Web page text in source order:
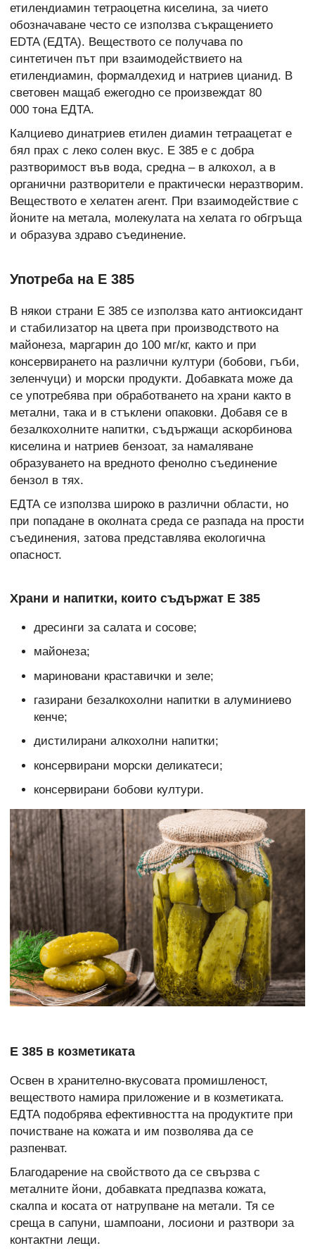
етилендиамин тетраоцетна киселина, за чието
обозначаване често се използва съкращението
EDTA (ЕДТА). Веществото се получава по
синтетичен път при взаимодействието на
етилендиамин, формалдехид и натриев цианид. В
световен мащаб ежегодно се произвеждат 80
000 тона ЕДТА.
Калциево динатриев етилен диамин тетраацетат е
бял прах с леко солен вкус. Е 385 е с добра
разтворимост във вода, средна – в алкохол, а в
органични разтворители е практически неразтворим.
Веществото е хелатен агент. При взаимодействие с
йоните на метала, молекулата на хелата го обгръща
и образува здраво съединение.
Употреба на Е 385
В някои страни Е 385 се използва като антиоксидант
и стабилизатор на цвета при производството на
майонеза, маргарин до 100 мг/кг, както и при
консервирането на различни култури (бобови, гъби,
зеленчуци) и морски продукти. Добавката може да
се употребява при обработването на храни както в
метални, така и в стъклени опаковки. Добавя се в
безалкохолните напитки, съдържащи аскорбинова
киселина и натриев бензоат, за намаляване
образуването на вредното фенолно съединение
бензол в тях.
ЕДТА се използва широко в различни области, но
при попадане в околната среда се разпада на прости
съединения, затова представлява екологична
опасност.
Храни и напитки, които съдържат Е 385
дресинги за салата и сосове;
майонеза;
мариновани краставички и зеле;
газирани безалкохолни напитки в алуминиево
кенче;
дистилирани алкохолни напитки;
консервирани морски деликатеси;
консервирани бобови култури.
Е 385 в козметиката
Освен в хранително-вкусовата промишленост,
веществото намира приложение и в козметиката.
ЕДТА подобрява ефективността на продуктите при
почистване на кожата и им позволява да се
разпенват.
Благодарение на свойството да се свързва с
металните йони, добавката предпазва кожата,
скалпа и косата от натрупване на метали. Тя се
среща в сапуни, шампоани, лосиони и разтвори за
контактни лещи.